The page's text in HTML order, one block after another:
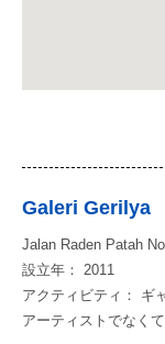
Galeri Gerilya
Jalan Raden Patah
設立年： 2011
アクティビティ： ギ
アーティストでなく